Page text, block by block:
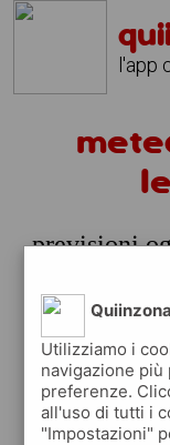
l'app
previsioni
prossime ore
06:00
Quiinzona
Utilizziamo i
navigazione
preferenze.
all'uso di tutti i
"Impostazioni"